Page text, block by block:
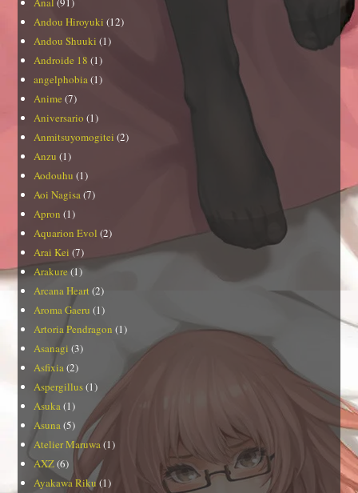
Andou Hiroyuki (12)
Andou Shuuki (1)
Androide 18 (1)
angelphobia(1)
Anime (7)
Aniversario (1)
Anmitsuyomogitei (2)
Anzu (1)
Aodouhu (1)
Aoi Nagisa(7)
Apron (1)
Aquarion Evol (2)
Arai Kei (7)
Arakure(1)
Arcana Heart (2)
Aroma Gaeru (1)
Artoria Pendragon (1)
Asanagi (3)
Asfixia(2)
Aspergillus(1)
Asuka(1)
Asuna(5)
Atelier Maruwa(1)
AXZ(6)
Ayakawa Riku(1)